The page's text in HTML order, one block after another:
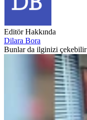
Editör Hakkında
Dilara Bora
Bunlar da ilginizi çekebilir